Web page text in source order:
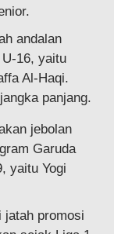
andalan
16, yaitu
Al-Haqi.
panjang.
jebolan
Garuda
yaitu Yogi
jatah promosi